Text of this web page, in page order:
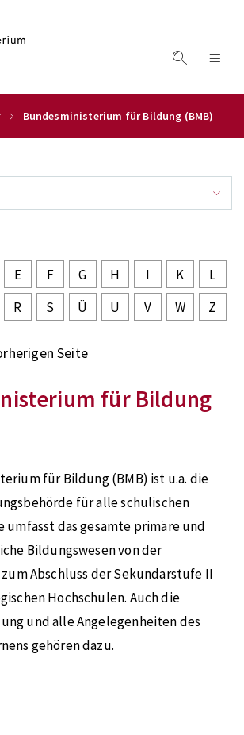
Bundesministerium für Bildung (BMB)
E F G H I K
L
R S Ü U V W Z
Seite
für Bildung
für Bildung (BMB) ist u.a. die
für alle schulischen
umfasst das gesamte primäre und
Bildungswesen von der
Abschluss der Sekundarstufe II
Hochschulen. Auch die
und alle Angelegenheiten des
gehören dazu.